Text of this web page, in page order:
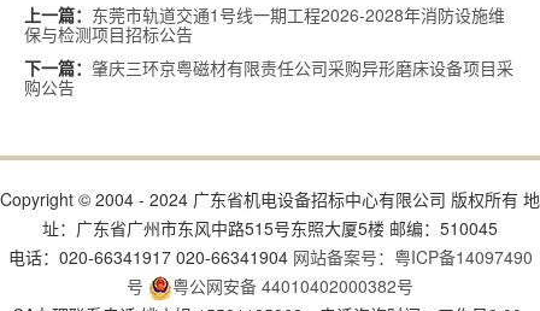
上一篇： 东莞市轨道交通1号线一期工程2026-2028年消防设施维
保与检测项目招标公告
下一篇： 肇庆三环京粤磁材有限责任公司采购异形磨床设备项目采
购公告
Copyright © 2004 - 2024 广东省机电设备招标中心有限公司 版权所有 地
址：广东省广州市东风中路515号东照大厦5楼 邮编：510045
电话：020-66341917 020-66341904 网站备案号：粤ICP备14097490
号
粤公网安备 44010402000382号